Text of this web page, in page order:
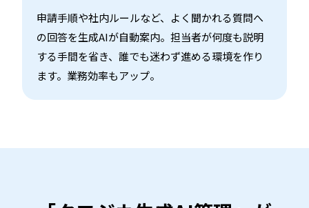
申請手順や社内ルールなど、よく聞かれる質問へ
の回答を生成AIが自動案内。担当者が何度も説明
する手間を省き、誰でも迷わず進める環境を作り
ます。業務効率もアップ。